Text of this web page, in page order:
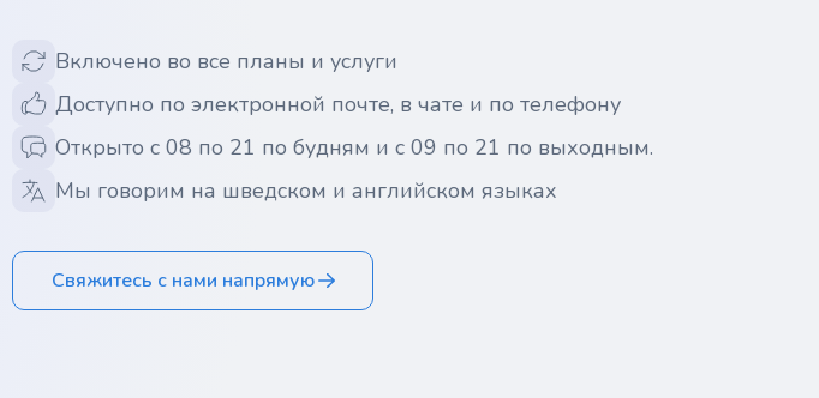
Включено во все планы и услуги
Доступно по электронной почте, в чате и по телефону
Открыто с 08 по 21 по будням и с 09 по 21 по выходным.
Мы говорим на шведском и английском языках
Свяжитесь с нами напрямую